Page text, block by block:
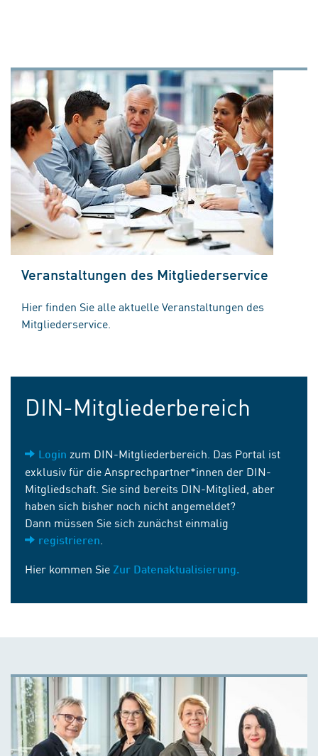
Veranstaltungen des Mitgliederservice
Hier finden Sie alle aktuelle Veranstaltungen des
Mitgliederservice.
DIN-Mitgliederbereich
Login zum DIN-Mitgliederbereich. Das Portal ist
exklusiv für die Ansprechpartner*innen der DIN-
Mitgliedschaft. Sie sind bereits DIN-Mitglied, aber
haben sich bisher noch nicht angemeldet?
Dann müssen Sie sich zunächst einmalig
registrieren
Hier kommen Sie Zur Datenaktualisierung.